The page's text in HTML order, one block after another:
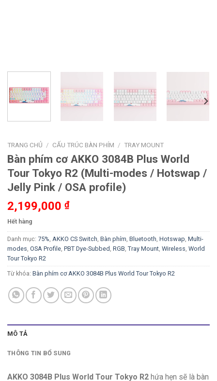
TRANG CHỦ / CẤU TRÚC BÀN PHÍM / TRAY MOUNT
Bàn phím cơ AKKO 3084B Plus World
Tour Tokyo R2 (Multi-modes / Hotswap /
Jelly Pink / OSA profile)
2,199,000 ₫
Hết hàng
Danh mục: 75%, AKKO CS Switch, Bàn phím, Bluetooth, Hotswap, Multi-
modes, OSA Profile, PBT Dye-Subbed, RGB, Tray Mount, Wireless, World
Tour Tokyo R2
Từ khóa: Bàn phím cơ AKKO 3084B Plus World Tour Tokyo R2
MÔ TẢ
THÔNG TIN BỔ SUNG
AKKO 3084B Plus World Tour Tokyo R2 hứa hẹn sẽ là bàn